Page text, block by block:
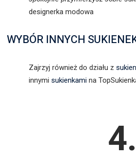
designerka modowa
WYBÓR INNYCH
Zajrzyj również do działu z
innymi sukienkami na